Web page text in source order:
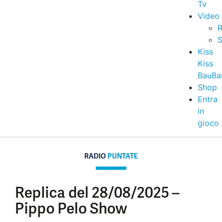
Tv
Video
Kiss
Kiss
Shop
Entra
in
gioco
RADIO PUNTATE
Replica del 28/08/2025 –
Pippo Pelo Show